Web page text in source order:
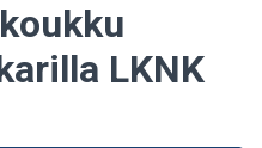
LKNK